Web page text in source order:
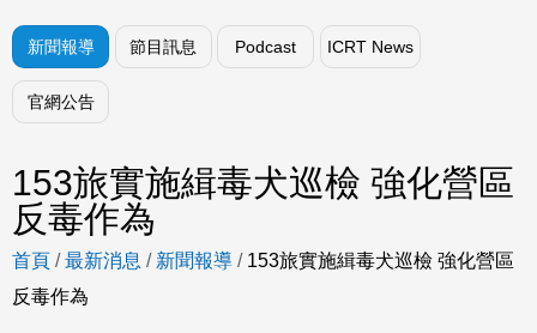
新聞報導 節目訊息 Podcast ICRT News
官網公告
153旅實施緝毒犬巡檢 強化營區
反毒作為
首頁 /最新消息 / 新聞報導 / 153旅實施緝毒犬巡檢 強化營區
反毒作為